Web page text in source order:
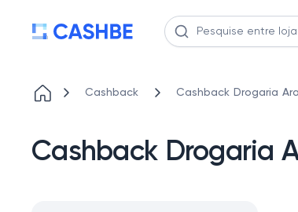
Cashback Cashback Drogaria
Cashback Drogaria